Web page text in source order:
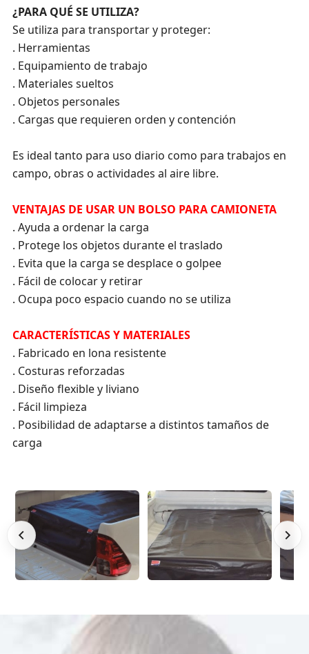
¿PARA QUÉ SE UTILIZA?
Se utiliza para transportar y proteger:
. Herramientas
. Equipamiento de trabajo
. Materiales sueltos
. Objetos personales
. Cargas que requieren orden y contención
Es ideal tanto para uso diario como para trabajos en
campo, obras o actividades al aire libre.
VENTAJAS DE USAR UN BOLSO PARA CAMIONETA
. Ayuda a ordenar la carga
. Protege los objetos durante el traslado
. Evita que la carga se desplace o golpee
. Fácil de colocar y retirar
. Ocupa poco espacio cuando no se utiliza
CARACTERÍSTICAS Y MATERIALES
. Fabricado en lona resistente
. Costuras reforzadas
. Diseño flexible y liviano
. Fácil limpieza
. Posibilidad de adaptarse a distintos tamaños de
carga